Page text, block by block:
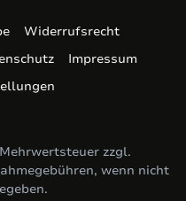
Widerrufsrecht
Impressum
zzgl.
wenn nicht